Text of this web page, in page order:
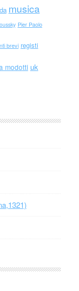
musica
Pier Paolo
brevi registi
modotti uk